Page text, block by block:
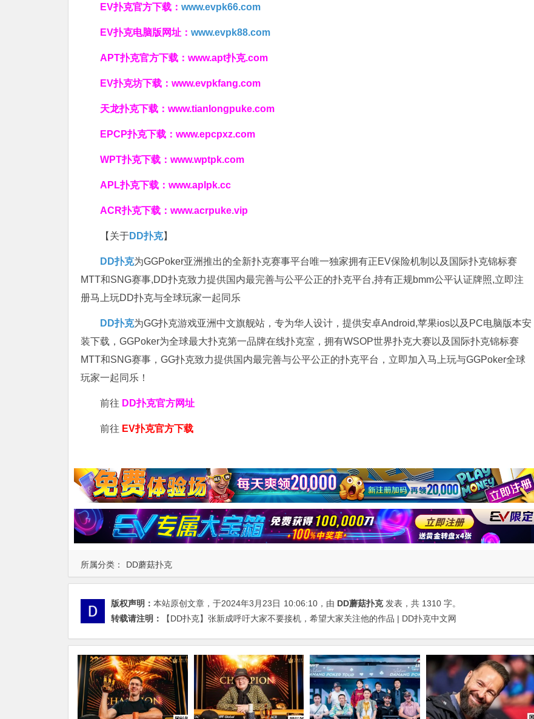
所属分类： DD蘑菇扑克
EV扑克官方下载： www.evpk66.com
EV扑克电脑版网址： www.evpk88.com
APT扑克官方下载： www.apt扑克.com
EV扑克坊下载： www.evpkfang.com
天龙扑克下载： www.tianlongpuke.com
EPCP扑克下载： www.epcpxz.com
WPT扑克下载： www.wptpk.com
APL扑克下载： www.aplpk.cc
ACR扑克下载： www.acrpuke.vip
【关于DD扑克】
DD扑克为GGPoker亚洲推出的全新扑克赛事平台唯一独家拥有正EV保险机制以及国际扑克锦标赛
MTT和SNG赛事,DD扑克致力提供国内最完善与公平公正的扑克平台,持有正规bmm公平认证牌照,立即注
册马上玩DD扑克与全球玩家一起同乐
DD扑克为GG扑克游戏亚洲中文旗舰站，专为华人设计，提供安卓Android,苹果ios以及PC电脑版本安
装下载，GGPoker为全球最大扑克第一品牌在线扑克室，拥有WSOP世界扑克大赛以及国际扑克锦标赛
MTT和SNG赛事，GG扑克致力提供国内最完善与公平公正的扑克平台，立即加入马上玩与GGPoker全球
玩家一起同乐！
前往 DD扑克官方网址
前往 EV扑克官方下载
版权声明： 本站原创文章，于2024年3月23日 10:06:10 ，由 DD蘑菇扑克发表，共 1310 字。
转载请注明：
【DD扑克】张新成呼吁大家不要接机，希望大家关注他的作品 | DD扑克中文网